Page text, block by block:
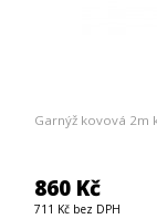
Garnýž kovová 2m
860 Kč
711 Kč bez DPH